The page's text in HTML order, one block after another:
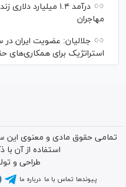
درآمد ۱.۴ میلیارد
مهاجران
جلالیان: عضویت ایران
استراتژیک برای
تمامی حقوق مادی و معنوی این
استفاده از آن با
طراحی و
پیوندها تماس با ما درباره ما